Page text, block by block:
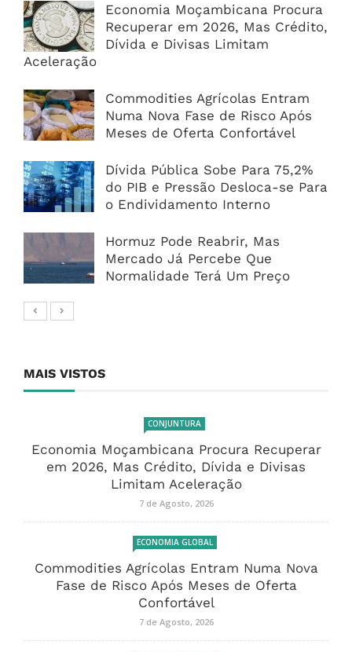
Economia Moçambicana Procura
Recuperar em 2026, Mas Crédito,
Dívida e Divisas Limitam
Aceleração
Commodities Agrícolas Entram
Numa Nova Fase de Risco Após
Meses de Oferta Confortável
Dívida Pública Sobe Para 75,2%
do PIB e Pressão Desloca-se Para
o Endividamento Interno
Hormuz Pode Reabrir, Mas
Mercado Já Percebe Que
Normalidade Terá Um Preço
MAIS VISTOS
CONJUNTURA
Economia Moçambicana Procura Recuperar
em 2026, Mas Crédito, Dívida e Divisas
Limitam Aceleração
7 de Agosto, 2026
ECONOMIA GLOBAL
Commodities Agrícolas Entram Numa Nova
Fase de Risco Após Meses de Oferta
Confortável
7 de Agosto, 2026